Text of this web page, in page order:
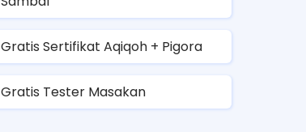
Gratis Sertifikat Aqiqoh + Pigora
Gratis Tester Masakan